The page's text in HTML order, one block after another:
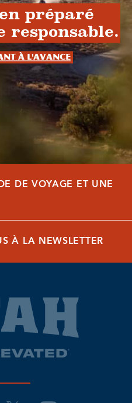
préparé
responsable.
à l'avance
DE VOYAGE ET UNE
À LA NEWSLETTER